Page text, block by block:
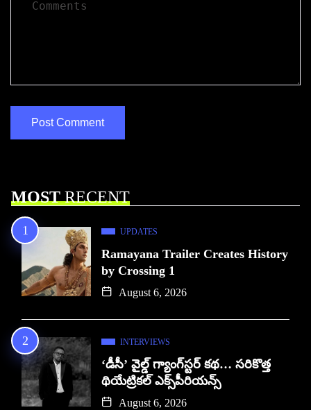
MOSTRECENT
UPDATES
Ramayana Trailer Creates History
by Crossing 1
August 6, 2026
INTERVIEWS
‘డీసీ’ వైల్డ్ గ్యాంగ్‌స్టర్ కథ… సరికొత్త
థియేట్రికల్ ఎక్స్‌పీరియన్స్
August 6, 2026